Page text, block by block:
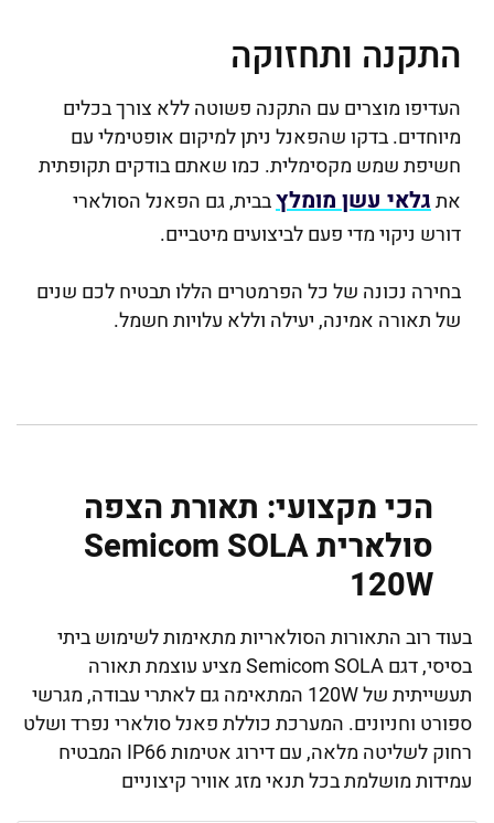
התקנה ותחזוקה
העדיפו מוצרים עם התקנה פשוטה ללא צורך בכלים
מיוחדים. בדקו שהפאנל ניתן למיקום אופטימלי עם
חשיפת שמש מקסימלית. כמו שאתם בודקים תקופתית
אתגלאי עשן מומלץבבית, גם הפאנל הסולארי
דורש ניקוי מדי פעם לביצועים מיטביים.
בחירה נכונה של כל הפרמטרים הללו תבטיח לכם שנים
של תאורה אמינה, יעילה וללא עלויות חשמל.
הכי מקצועי: תאורת הצפה
סולארית Semicom SOLA
120W
בעוד רוב התאורות הסולאריות מתאימות לשימוש ביתי
בסיסי, דגם Semicom SOLA מציע עוצמת תאורה
תעשייתית של 120W המתאימה גם לאתרי עבודה, מגרשי
ספורט וחניונים. המערכת כוללת פאנל סולארי נפרד ושלט
רחוק לשליטה מלאה, עם דירוג אטימות IP66 המבטיח
עמידות מושלמת בכל תנאי מזג אוויר קיצוניים